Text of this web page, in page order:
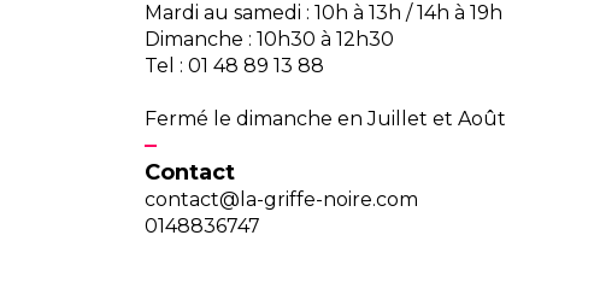
Mardi au samedi : 10h à 13h / 14h à 19h
Dimanche : 10h30 à 12h30
Tel : 01 48 89 13 88
Fermé le dimanche en Juillet et Août
Contact
contact@la-griffe-noire.com
0148836747